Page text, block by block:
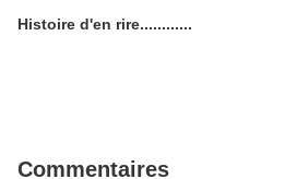
Histoire d'en rire............
Commentaires